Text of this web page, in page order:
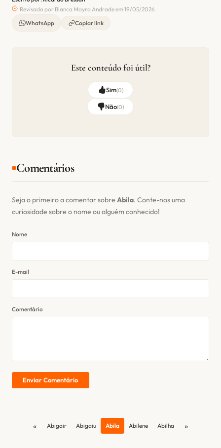
Revisado por Bianca Mayra Andrade em 19/05/2026
WhatsApp
Copiar link
Este conteúdo foi útil?
Sim(0)
Não(0)
Comentários
Seja o primeiro a comentar sobre Abila. Conte-nos uma
curiosidade sobre o nome ou alguém conhecido!
Nome
E-mail
Comentário
Enviar Comentário
« Abigair Abigaiu Abila Abilene Abilha »